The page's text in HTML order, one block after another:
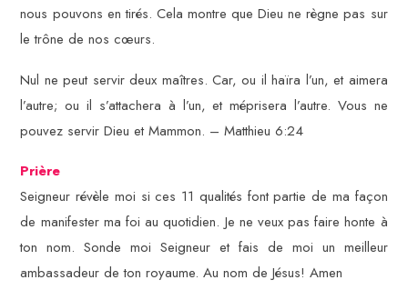
nous pouvons en tirés. Cela montre que Dieu ne règne pas sur
le trône de nos cœurs.
Nul ne peut servir deux maîtres. Car, ou il haïra l’un, et aimera
l’autre; ou il s’attachera à l’un, et méprisera l’autre. Vous ne
pouvez servir Dieu et Mammon. – Matthieu 6:24
Prière
Seigneur révèle moi si ces 11 qualités font partie de ma façon
de manifester ma foi au quotidien. Je ne veux pas faire honte à
ton nom. Sonde moi Seigneur et fais de moi un meilleur
ambassadeur de ton royaume. Au nom de Jésus! Amen